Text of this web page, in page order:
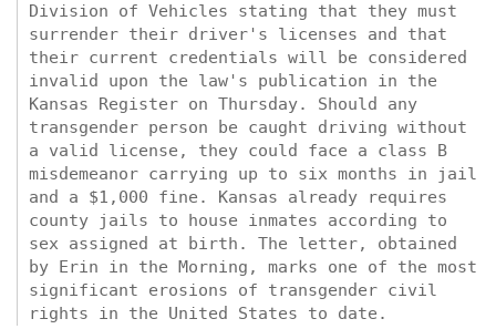
Division of Vehicles stating that they must
surrender their driver's licenses and that
their current credentials will be considered
invalid upon the law's publication in the
Kansas Register on Thursday. Should any
transgender person be caught driving without
a valid license, they could face a class B
misdemeanor carrying up to six months in jail
and a $1,000 fine. Kansas already requires
county jails to house inmates according to
sex assigned at birth. The letter, obtained
by Erin in the Morning, marks one of the most
significant erosions of transgender civil
rights in the United States to date.